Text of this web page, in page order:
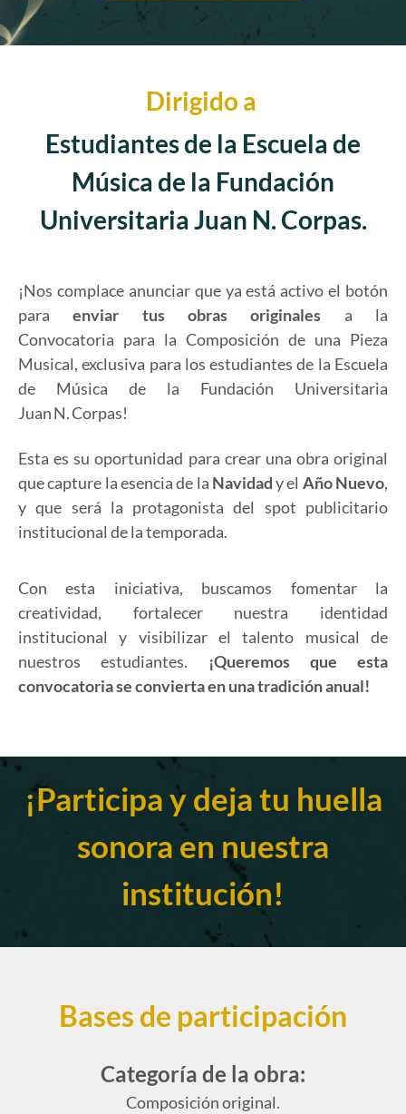
Dirigido a
Estudiantes de la Escuela de
Música de la Fundación
Universitaria Juan N. Corpas.
¡Nos complace anunciar que ya está activo el botón
para enviar tus obras originales a la
Convocatoria para la Composición de una Pieza
Musical, exclusiva para los estudiantes de la Escuela
de Música de la Fundación Universitaria
Juan N. Corpas!
Esta es su oportunidad para crear una obra original
que capture la esencia de la Navidady el Año Nuevo,
y que será la protagonista del spot publicitario
institucional de la temporada.
Con esta iniciativa, buscamos fomentar la
creatividad, fortalecer nuestra identidad
institucional y visibilizar el talento musical de
nuestros estudiantes.
¡Queremos que esta
convocatoria se convierta en una tradición anual!
¡Participa y deja tu huella
sonora en nuestra
institución!
Bases de participación
Categoría de la obra:
Composición original.